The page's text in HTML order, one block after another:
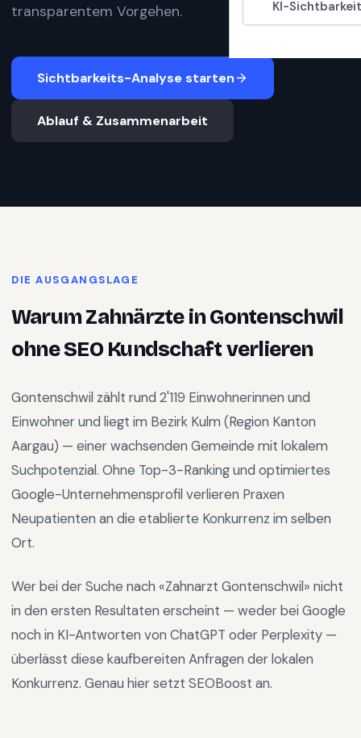
KI-
transparentem Vorgehen.
Sichtbarkeits-Analyse starten
Ablauf & Zusammenarbeit
DIE AUSGANGSLAGE
WarumZahnärzteinGontenschwil
ohne SEO Kundschaft verlieren
Gontenschwil zählt rund 2'119 Einwohnerinnen und
Einwohner und liegt im Bezirk Kulm (Region Kanton
Aargau) — einer wachsenden Gemeinde mit lokalem
Suchpotenzial. Ohne Top-3-Ranking und optimiertes
Google-Unternehmensprofil verlieren Praxen
Neupatienten an die etablierte Konkurrenz im selben
Ort.
Wer bei der Suche nach «Zahnarzt Gontenschwil» nicht
in den ersten Resultaten erscheint — weder bei Google
noch in KI-Antworten von ChatGPT oder Perplexity —
überlässt diese kaufbereiten Anfragen der lokalen
Konkurrenz. Genau hier setzt SEOBoost an.